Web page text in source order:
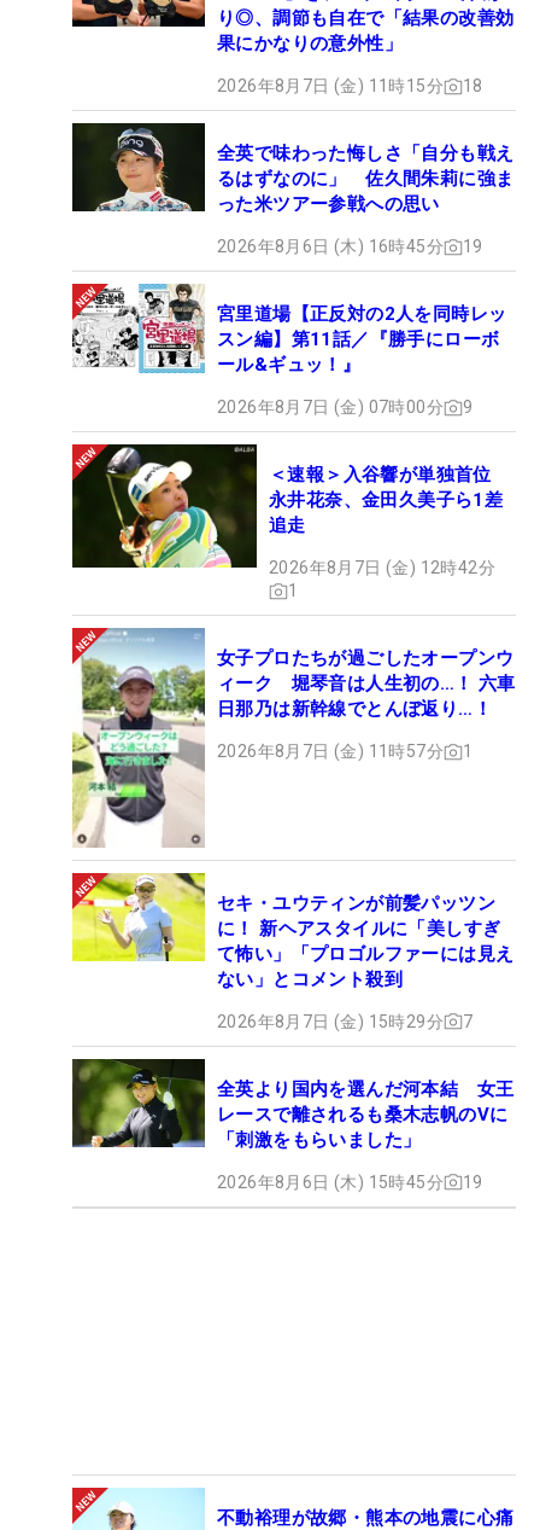
り◎、調節も自在で「結果の改善効
果にかなりの意外性」
2026年8月7日 (金) 11時15分 18
全英で味わった悔しさ「自分も戦え
るはずなのに」 佐久間朱莉に強ま
った米ツアー参戦への思い
2026年8月6日 (木) 16時45分 19
宮里道場【正反対の2人を同時レッ
スン編】第11話／『勝手にローボ
ール&ギュッ！』
2026年8月7日 (金) 07時00分 9
＜速報＞入谷響が単独首位
永井花奈、金田久美子ら1差
追走
2026年8月7日 (金) 12時42分
1
女子プロたちが過ごしたオープンウ
ィーク 堀琴音は人生初の…！ 六車
日那乃は新幹線でとんぼ返り…！
2026年8月7日 (金) 11時57分 1
セキ・ユウティンが前髪パッツン
に！ 新ヘアスタイルに「美しすぎ
て怖い」「プロゴルファーには見え
ない」とコメント殺到
2026年8月7日 (金) 15時29分 7
全英より国内を選んだ河本結 女王
レースで離されるも桑木志帆のVに
「刺激をもらいました」
2026年8月6日 (木) 15時45分 19
不動裕理が故郷・熊本の地震に心痛